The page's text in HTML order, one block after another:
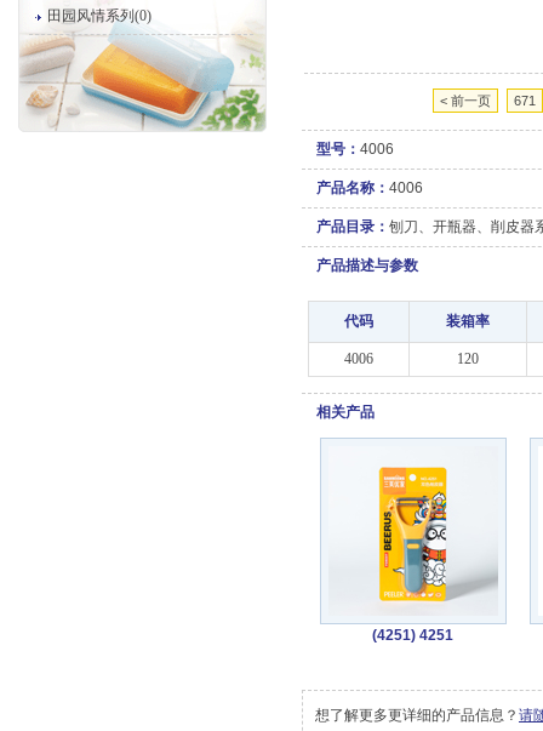
田园风情系列(0)
< 前一页 671
型号： 4006
产品名称： 4006
产品目录： 刨刀、开瓶器、削皮器
产品描述与参数
代码 装箱率
4006 120
相关产品
(4251) 4251
想了解更多更详细的产品信息？ 请